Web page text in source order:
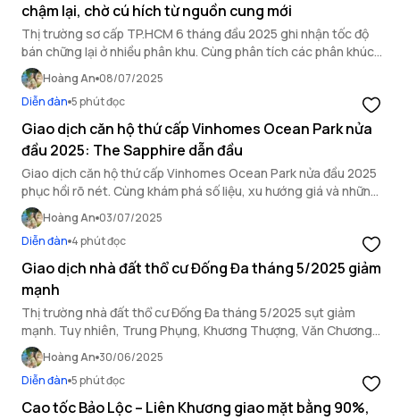
chậm lại, chờ cú hích từ nguồn cung mới
Thị trường sơ cấp TP.HCM 6 tháng đầu 2025 ghi nhận tốc độ
bán chững lại ở nhiều phân khu. Cùng phân tích các phân khúc
nổi bật và dự báo triển vọng cuối năm.
Hoàng An 08/07/2025
Diễn đàn 5 phút đọc
Giao dịch căn hộ thứ cấp Vinhomes Ocean Park nửa
đầu 2025: The Sapphire dẫn đầu
Giao dịch căn hộ thứ cấp Vinhomes Ocean Park nửa đầu 2025
phục hồi rõ nét. Cùng khám phá số liệu, xu hướng giá và những
tòa đang hút khách nhất trên thị trường.
Hoàng An 03/07/2025
Diễn đàn 4 phút đọc
Giao dịch nhà đất thổ cư Đống Đa tháng 5/2025 giảm
mạnh
Thị trường nhà đất thổ cư Đống Đa tháng 5/2025 sụt giảm
mạnh. Tuy nhiên, Trung Phụng, Khương Thượng, Văn Chương
vẫn ghi nhận tích cực cho nhà đầu tư dài hạn.
Hoàng An 30/06/2025
Diễn đàn 5 phút đọc
Cao tốc Bảo Lộc – Liên Khương giao mặt bằng 90%,